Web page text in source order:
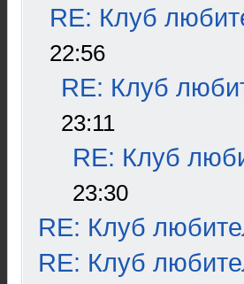
RE: Клуб
22:56
RE: Клуб
23:11
RE: Клуб
23:30
RE: Клуб
RE: Клуб